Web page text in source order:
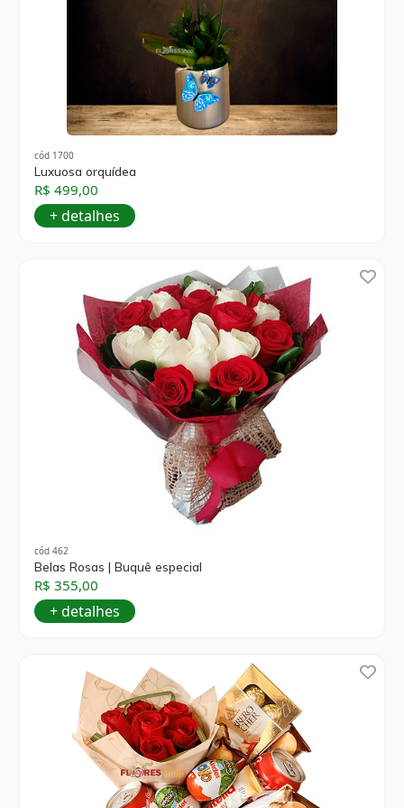
cód 1700
Luxuosa orquídea
R$ 499,00
+ detalhes
cód 462
Belas Rosas | Buquê especial
R$ 355,00
+ detalhes